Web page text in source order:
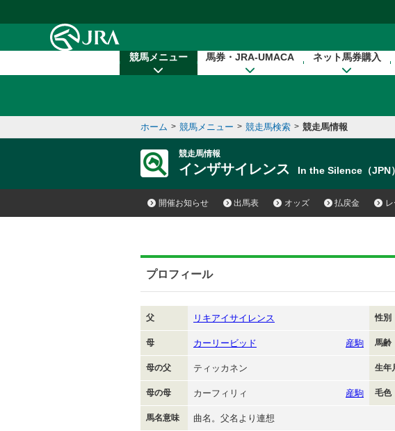
競馬メニュー 馬券・JRA-UMACA ネット馬券購入
ホーム > 競馬メニュー > 競走馬検索 > 競走馬情報
競走馬情報
インザサイレンス In the Silence（JPN）
開催お知らせ 出馬表 オッズ 払戻金
プロフィール
父 リキアイサイレンス 性別
母 カーリービッド 産駒 馬齢
母の父 ティッカネン 生年
母の母 カーフィリィ 産駒 毛色
馬名意味 曲名。父名より連想